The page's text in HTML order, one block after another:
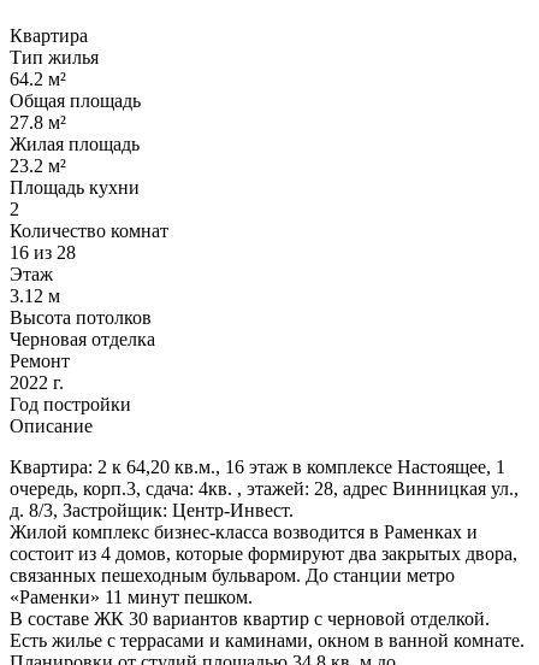
Квартира
Тип жилья
64.2 м²
Общая площадь
27.8 м²
Жилая площадь
23.2 м²
Площадь кухни
2
Количество комнат
16 из 28
Этаж
3.12 м
Высота потолков
Черновая отделка
Ремонт
2022 г.
Год постройки
Описание
Квартира: 2 к 64,20 кв.м., 16 этаж в комплексе Настоящее, 1
очередь, корп.3, сдача: 4кв. , этажей: 28, адрес Винницкая ул.,
д. 8/3, Застройщик: Центр-Инвест.
Жилой комплекс бизнес-класса возводится в Раменках и
состоит из 4 домов, которые формируют два закрытых двора,
связанных пешеходным бульваром. До станции метро
«Раменки» 11 минут пешком.
В составе ЖК 30 вариантов квартир с черновой отделкой.
Есть жилье с террасами и каминами, окном в ванной комнате.